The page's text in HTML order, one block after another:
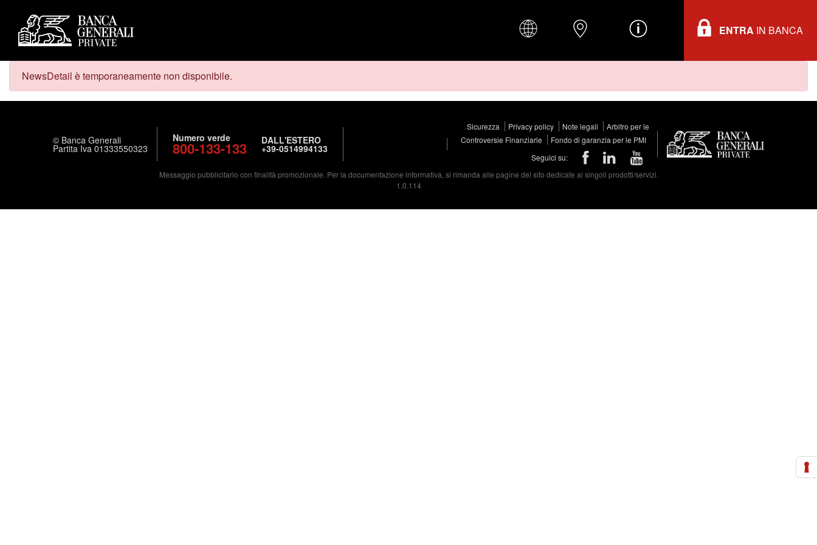
ENTRA IN BANCA
NewsDetail è temporaneamente non disponibile.
© Banca Generali
Partita Iva 01333550323
Numero verde
800-133-133 DALL'ESTERO
+39-0514994133
Sicurezza Privacy policy Note legali
Arbitro per le
Controversie Finanziarie
Fondo di garanzia per le PMI
Seguici su:
Messaggio pubblicitario con finalità promozionale. Per la documentazione informativa, si rimanda alle pagine del sito dedicate ai singoli prodotti/servizi.
1.0.114